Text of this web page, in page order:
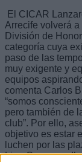
El CICAR
Arrecife volverá
División de
categoría cuya
paso de las
muy exigente y
equipos
comenta Carlos
“somos
pero también de
club”. Por ello,
objetivo es estar
luchen por las
Liga Guerreras